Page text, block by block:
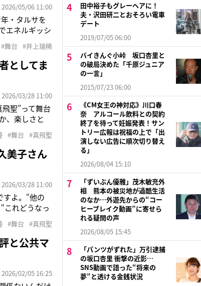
2026/05/06 11:00
・タルサを
エネルギッシ
て悩んでいる
#舞台 #井上瑞稀
としてま
2026/03/28 11:00
聖”って舞台
、楽しさと
（49）。同
#舞台 #真飛聖
美子さん
2026/03/28 11:00
すよ。“他の
これどうなっ
」を演じ
#舞台 #真飛聖
と公共マ
2026/02/05 16:25
田中裕子もグレーヘアに！
夫・沢田研二とおそろい電車
デート
2019/07/05 06:00
バイきんぐ小峠 坂口杏里と
の破局決めた「千原ジュニア
の一言」
2015/07/23 06:00
《CM女王の神対応》川口春
奈 アルコール飲料との契約
終了を待って妊娠発表！サン
トリー広報は祝福の上で「出
演しない広告に順次切り替え
る」
2026/08/04 15:10
「ずいぶん優雅」茂木敏充外
相 熊本の被災地が過酷生活
のなか…外遊先からの“コー
ヒーブレイク動画”に寄せら
れる疑問の声
2026/08/05 15:45
「パンツがずれた」万引逮捕
の坂口杏里 衝撃の近影…
SNS動画で語った“将来の
夢”と透ける金銭状況